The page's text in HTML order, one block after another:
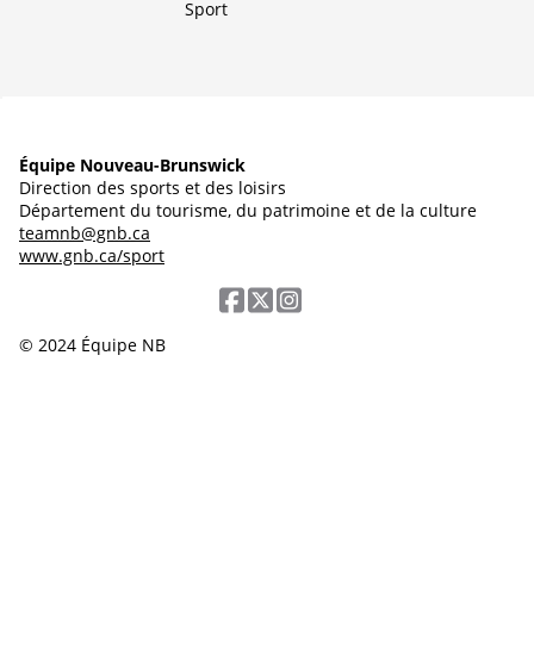
Sport
Équipe Nouveau-Brunswick
Direction des sports et des loisirs
Département du tourisme, du patrimoine et de la culture
teamnb@gnb.ca
www.gnb.ca/sport
© 2024 Équipe NB